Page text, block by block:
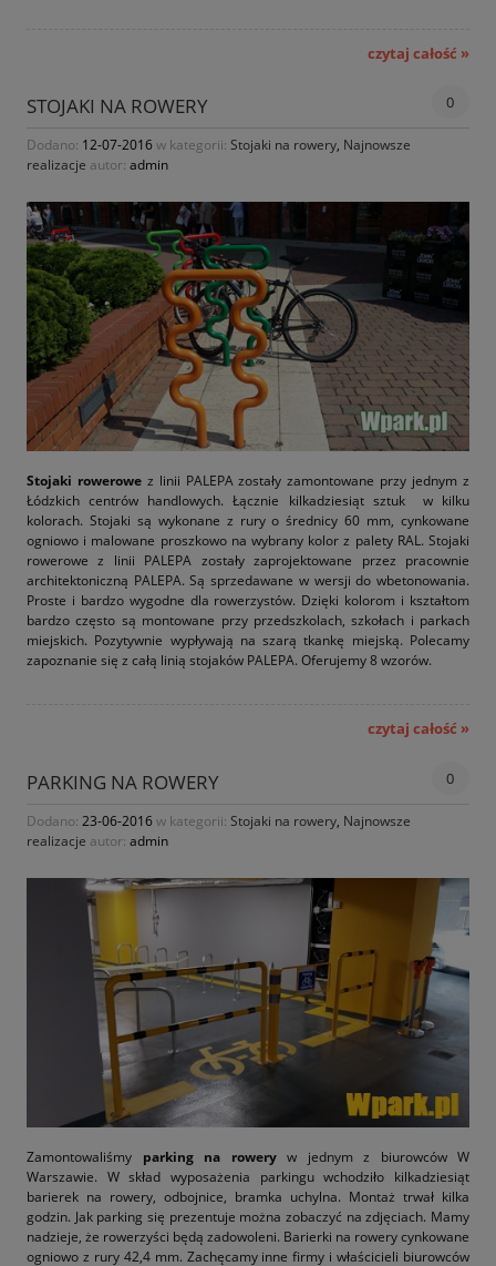
czytaj całość »
STOJAKI NA ROWERY 0
Dodano: 12-07-2016w kategorii: Stojaki na rowery, Najnowsze
realizacje autor: admin
Stojaki rowerowez linii PALEPA zostały zamontowane przy jednym z
Łódzkich centrów handlowych. Łącznie kilkadziesiąt sztuk w kilku
kolorach. Stojaki są wykonane z rury o średnicy 60 mm, cynkowane
ogniowo i malowane proszkowo na wybrany kolor z palety RAL. Stojaki
rowerowe z linii PALEPA zostały zaprojektowane przez pracownie
architektoniczną PALEPA. Są sprzedawane w wersji do wbetonowania.
Proste i bardzo wygodne dla rowerzystów. Dzięki kolorom i kształtom
bardzo często są montowane przy przedszkolach, szkołach i parkach
miejskich. Pozytywnie wypływają na szarą tkankę miejską. Polecamy
zapoznanie się z całą linią stojaków PALEPA. Oferujemy 8 wzorów.
czytaj całość »
PARKING NA ROWERY 0
Dodano: 23-06-2016w kategorii: Stojaki na rowery, Najnowsze
realizacje autor: admin
Zamontowaliśmy parking na roweryw jednym z biurowców W
Warszawie. W skład wyposażenia parkingu wchodziło kilkadziesiąt
barierek na rowery, odbojnice, bramka uchylna. Montaż trwał kilka
godzin. Jak parking się prezentuje można zobaczyć na zdjęciach. Mamy
nadzieje, że rowerzyści będą zadowoleni. Barierki na rowery cynkowane
ogniowo z rury 42,4 mm. Zachęcamy inne firmy i właścicieli biurowców